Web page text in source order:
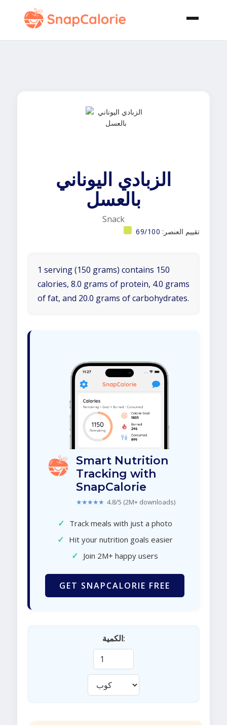
الزبادي اليوناني
بالعسل
Snack
تقييم العنصر: 69/100
1 serving (150 grams) contains 150
calories, 8.0 grams of protein, 4.0 grams
of fat, and 20.0 grams of carbohydrates.
Smart Nutrition
Tracking with
SnapCalorie
★★★★★ 4.8/5 (2M+ downloads)
✓ Track meals with just a photo
✓ Hit your nutrition goals easier
✓ Join 2M+ happy users
GET SNAPCALORIE FREE
الكمية: